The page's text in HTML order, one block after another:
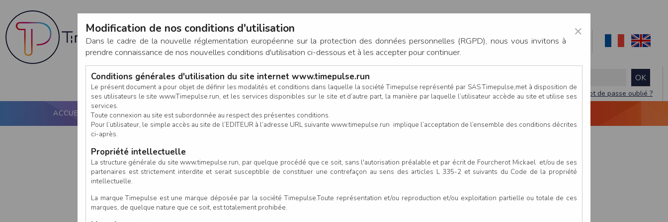
CONNEXION
Mot de passe oublié ?
ACCUEIL PUCE ACTIVE NOS SERVICES CALENDRIER RÉSULTATS
×
Modification de nos conditions d'utilisation
Dans le cadre de la nouvelle réglementation européenne sur la protection des données personnelles (RGPD), nous vous invitons à
prendre connaissance de nos nouvelles conditions d'utilisation ci-dessous et à les accepter pour continuer.
Conditions générales d'utilisation du site internet www.timepulse.run
Le présent document a pour objet de définir les modalités et conditions dans laquelle la société Timepulse représenté par SAS Timepulse,met à disposition de
ses utilisateurs le site www.Timepulse.run, et les services disponibles sur le site et d’autre part, la manière par laquelle l’utilisateur accède au site et utilise ses
services.
Toute connexion au site est subordonnée au respect des présentes conditions.
Pour l’utilisateur, le simple accès au site de l’EDITEUR à l’adresse URL suivante www.timepulse.run implique l’acceptation de l’ensemble des conditions décrites
ci-après.
Propriété intellectuelle
La structure générale du site www.timepulse.run, par quelque procédé que ce soit, sans l'autorisation préalable et par écrit de Fourcherot Mickael et/ou de ses
partenaires est strictement interdite et serait susceptible de constituer une contrefaçon au sens des articles L 335-2 et suivants du Code de la propriété
intellectuelle.
La marque Timepulse est une marque déposée par la société Timepulse.Toute représentation et/ou reproduction et/ou exploitation partielle ou totale de ces
marques, de quelque nature que ce soit, est totalement prohibée.